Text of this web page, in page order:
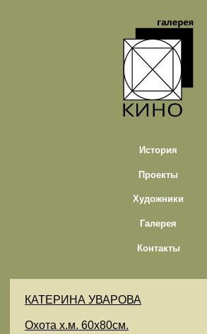
История
Проекты
Художники
Галерея
Контакты
КАТЕРИНА УВАРОВА
Охота х.м. 60х80см.